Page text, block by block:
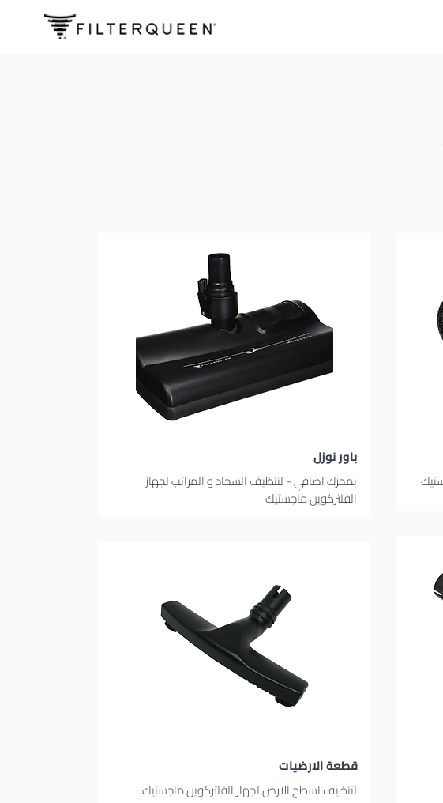
باور نوزل
بمحرك اضافي - لتنظيف السجاد و المراتب لجهاز
الفلتركوين ماجستيك
قطعة الارضيات
لتنظيف اسطح الارض لجهاز الفلتركوين ماجستيك